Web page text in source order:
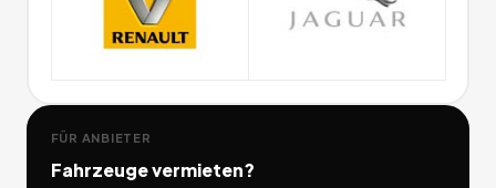
FÜR ANBIETER
Fahrzeugevermieten?